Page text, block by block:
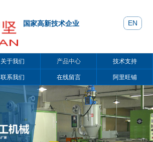
国家高新技术企业 EN
关于我们 产品中心 技术支持
联系我们 在线留言 阿里旺铺